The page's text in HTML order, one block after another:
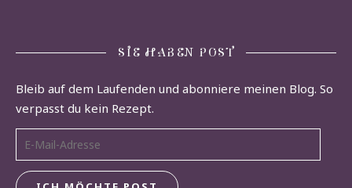
SIE HABEN POST
Bleib auf dem Laufenden und abonniere meinen Blog. So
verpasst du kein Rezept.
E-Mail-Adresse